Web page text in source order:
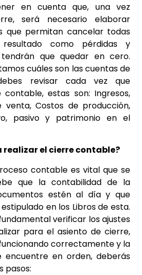
en cuenta que, una vez
será necesario elaborar
que permitan cancelar todas
como pérdidas y
tendrán que quedar en cero.
cuáles son las cuentas de
revisar cada vez que
estas son: Ingresos,
venta, Costos de producción,
pasivo y patrimonio en el
realizar el cierre contable?
contable es vital que se
que la contabilidad de la
estén al día y que
en los Libros de esta.
verificar los ajustes
para el asiento de cierre,
correctamente y la
encuentre en orden, deberás
pasos: